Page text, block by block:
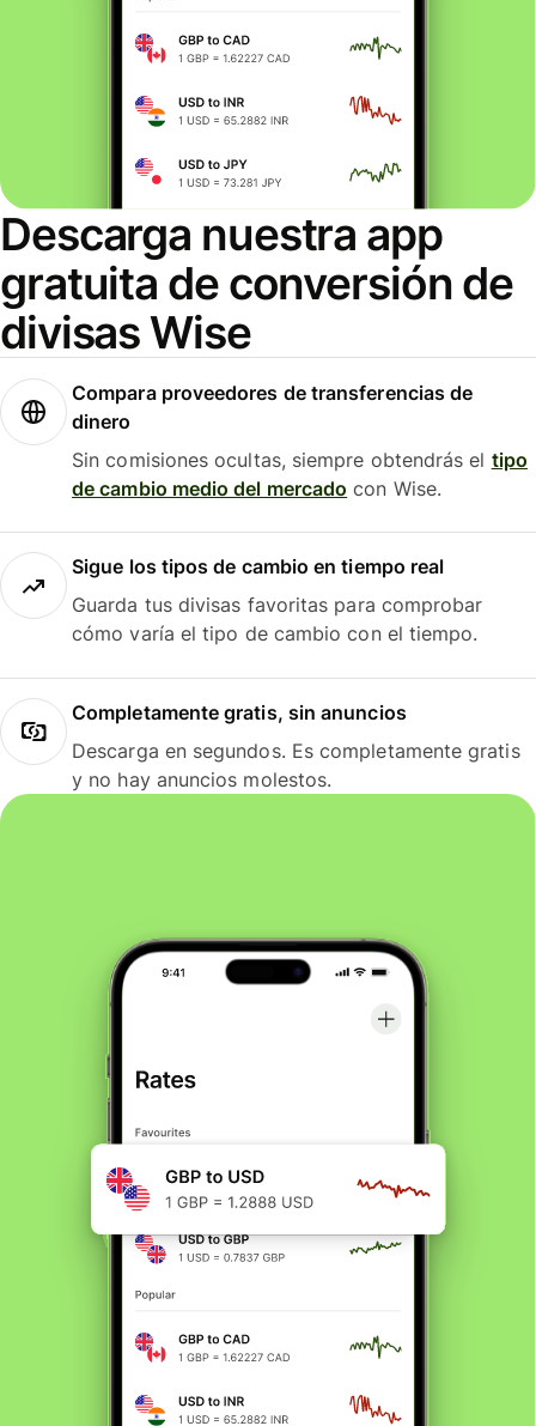
Descarga nuestra app
gratuita de conversión de
divisas Wise
Compara proveedores de transferencias de
dinero
Sin comisiones ocultas, siempre obtendrás el tipo
de cambio medio del mercado con Wise.
Sigue los tipos de cambio en tiempo real
Guarda tus divisas favoritas para comprobar
cómo varía el tipo de cambio con el tiempo.
Completamente gratis, sin anuncios
Descarga en segundos. Es completamente gratis
y no hay anuncios molestos.